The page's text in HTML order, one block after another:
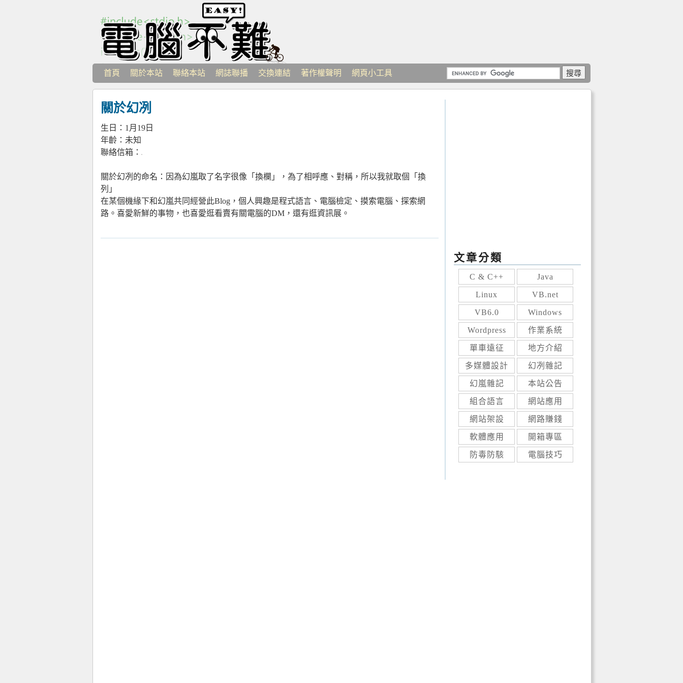
首頁 關於本站 聯絡本站 網誌聯播 交換連結 著作權聲明 網頁小工具
關於幻冽
生日：1月19日
年齡：未知
聯絡信箱：
關於幻冽的命名：因為幻嵐取了名字很像「換欄」，為了相呼應、對稱，所以我就取個「換
列」
在某個機緣下和幻嵐共同經營此Blog，個人興趣是程式語言、電腦檢定、摸索電腦、探索網
路。喜愛新鮮的事物，也喜愛逛看賣有關電腦的DM，還有逛資訊展。
文章分類
C & C++ Java
Linux VB.net
VB6.0 Windows
Wordpress 作業系統
單車遠征 地方介紹
多媒體設計 幻冽雜記
幻嵐雜記 本站公告
組合語言 網站應用
網站架設 網路賺錢
軟體應用 開箱專區
防毒防駭 電腦技巧